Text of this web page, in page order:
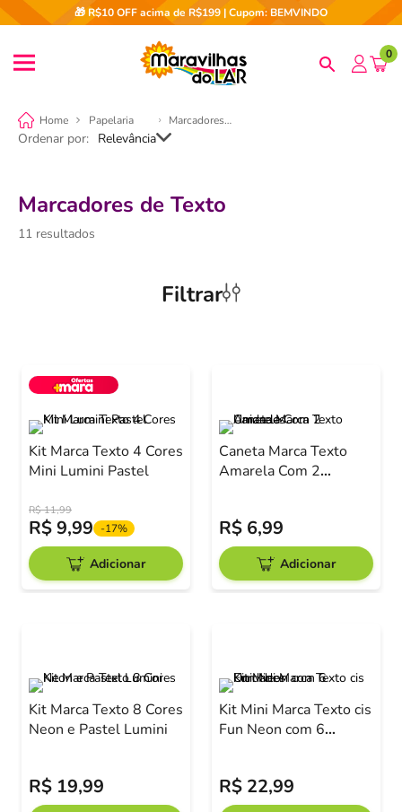
🎁 R$10 OFF acima de R$199 | Cupom: BEMVINDO
0
Papelaria Marcadores de Texto
Ordenar por Relevância
Marcadores de Texto
11
Filtrar
Kit Marca Texto 4 Cores
Mini Lumini Pastel
R$ 11,99
R$9,99 -17%
Adicionar
Caneta Marca Texto
Amarela Com 2
R$ 6,99
Adicionar
Kit Marca Texto 8 Cores
Neon e Pastel Lumini
R$ 19,99
Kit Mini Marca Texto cis
Fun Neon com 6
R$ 22,99